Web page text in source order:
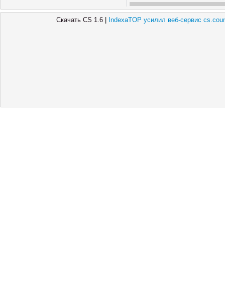
Скачать CS 1.6| IndexaTOP усилил веб-сервис